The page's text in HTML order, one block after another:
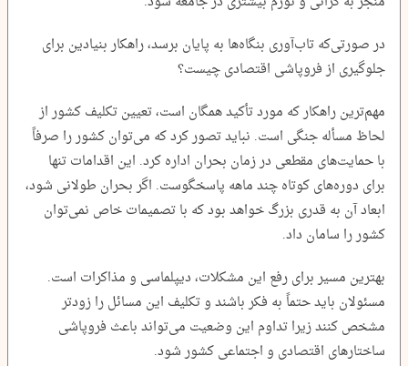
در صورتی‌که تاب‌آوری بنگاه‌ها به پایان برسد، راهکار بنیادین برای
جلوگیری از فروپاشی اقتصادی چیست؟
مهم‌ترین راهکار که مورد تأکید همگان است، تعیین تکلیف کشور از
لحاظ مسأله جنگی است. نباید تصور کرد که می‌توان کشور را صرفاً
با حمایت‌های مقطعی در زمان بحران اداره کرد. این اقدامات تنها
برای دوره‌های کوتاه چند ماهه پاسخگوست. اگر بحران طولانی شود،
ابعاد آن به قدری بزرگ خواهد بود که با تصمیمات خاص نمی‌توان
کشور را سامان داد.
بهترین مسیر برای رفع این مشکلات، دیپلماسی و مذاکرات است.
مسئولان باید حتماً به فکر باشند و تکلیف این مسائل را زودتر
مشخص کنند زیرا تداوم این وضعیت می‌تواند باعث فروپاشی
ساختارهای اقتصادی و اجتماعی کشور شود.